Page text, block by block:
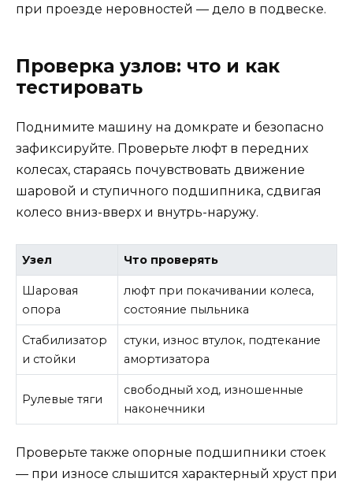
при проезде неровностей — дело в подвеске.
Проверка узлов: что и как
тестировать
Поднимите машину на домкрате и безопасно
зафиксируйте. Проверьте люфт в передних
колесах, стараясь почувствовать движение
шаровой и ступичного подшипника, сдвигая
колесо вниз-вверх и внутрь-наружу.
Узел Что проверять
Шаровая
опора
люфт при покачивании колеса,
состояние пыльника
Стабилизатор
и стойки
стуки, износ втулок, подтекание
амортизатора
Рулевые тяги
свободный ход, изношенные
наконечники
Проверьте также опорные подшипники стоек
— при износе слышится характерный хруст при